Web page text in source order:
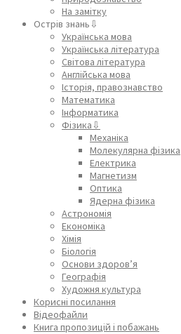
На замітку
Острів знань⇩
Українська мова
Українська література
Світова література
Англійська мова
Історія, правознавство
Математика
Інформатика
Фізика⇩
Механіка
Молекулярна фізика
Електрика
Магнетизм
Оптика
Ядерна фізика
Астрономія
Економіка
Хімія
Біологія
Основи здоров’я
Географія
Художня культура
Корисні посилання
Відеофайли
Книга пропозицій і побажань